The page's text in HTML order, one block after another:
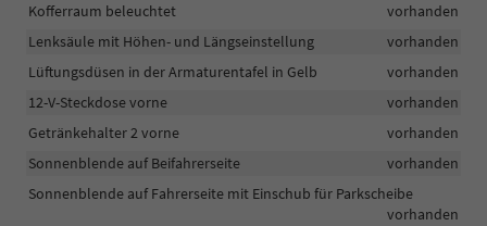
Kofferraum beleuchtet
vorhanden
Lenksäule mit Höhen- und Längseinstellung
vorhanden
Lüftungsdüsen in der Armaturentafel in Gelb
vorhanden
12-V-Steckdose vorne
vorhanden
Getränkehalter 2 vorne
vorhanden
Sonnenblende auf Beifahrerseite
vorhanden
Sonnenblende auf Fahrerseite mit Einschub für Parkscheibe
vorhanden